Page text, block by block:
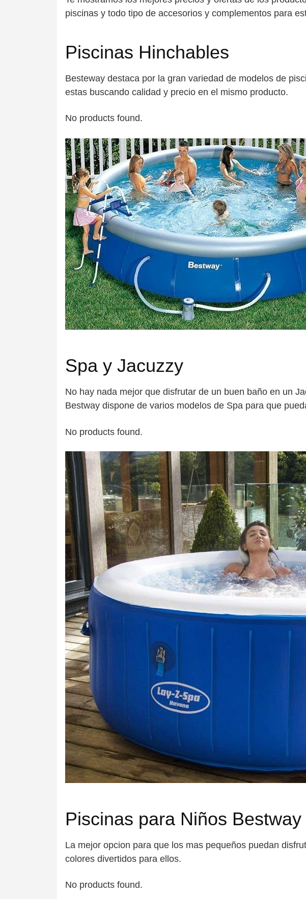
piscinas y todo tipo de accesorios y complementos para
Piscinas Hinchables
Besteway destaca por la gran variedad de modelos de
estas buscando calidad y precio en el mismo producto.
No products found.
Spa y Jacuzzy
No hay nada mejor que disfrutar de un buen baño en un
Bestway dispone de varios modelos de Spa para que
No products found.
Piscinas para Niños Bestway
La mejor opcion para que los mas pequeños puedan
colores divertidos para ellos.
No products found.